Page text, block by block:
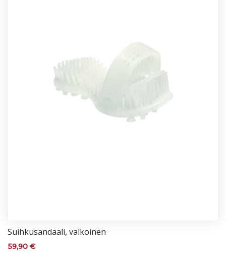
Suih­ku­san­daa­li, val­koi­nen
59,90 €